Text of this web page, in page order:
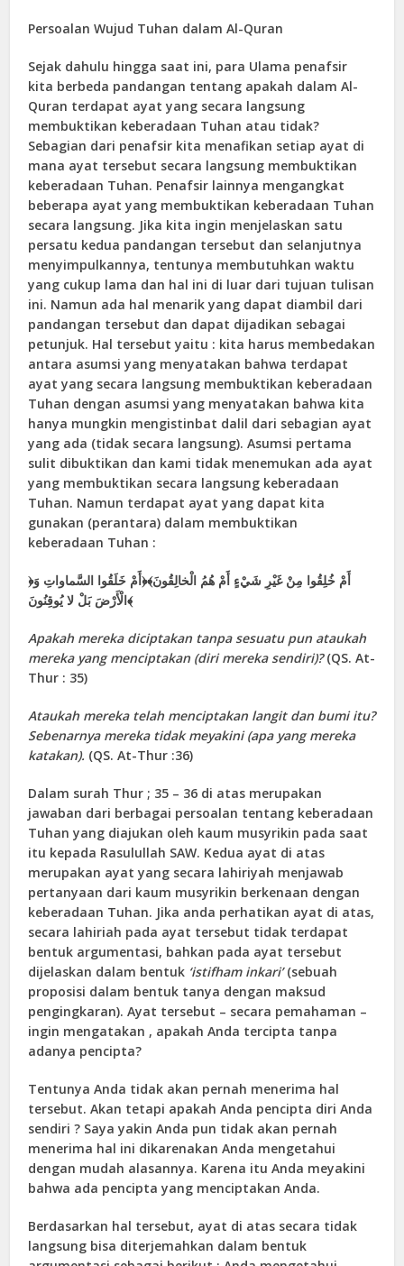
Persoalan Wujud Tuhan dalam Al-Quran
Sejak dahulu hingga saat ini, para Ulama penafsir
kita berbeda pandangan tentang apakah dalam Al-
Quran terdapat ayat yang secara langsung
membuktikan keberadaan Tuhan atau tidak?
Sebagian dari penafsir kita menafikan setiap ayat di
mana ayat tersebut secara langsung membuktikan
keberadaan Tuhan. Penafsir lainnya mengangkat
beberapa ayat yang membuktikan keberadaan Tuhan
secara langsung. Jika kita ingin menjelaskan satu
persatu kedua pandangan tersebut dan selanjutnya
menyimpulkannya, tentunya membutuhkan waktu
yang cukup lama dan hal ini di luar dari tujuan tulisan
ini. Namun ada hal menarik yang dapat diambil dari
pandangan tersebut dan dapat dijadikan sebagai
petunjuk. Hal tersebut yaitu : kita harus membedakan
antara asumsi yang menyatakan bahwa terdapat
ayat yang secara langsung membuktikan keberadaan
Tuhan dengan asumsi yang menyatakan bahwa kita
hanya mungkin mengistinbat dalil dari sebagian ayat
yang ada (tidak secara langsung). Asumsi pertama
sulit dibuktikan dan kami tidak menemukan ada ayat
yang membuktikan secara langsung keberadaan
Tuhan. Namun terdapat ayat yang dapat kita
gunakan (perantara) dalam membuktikan
keberadaan Tuhan :
﴿أَمْ خُلِقُوا مِنْ غَيْرِ شَيْ‏ءٍ أَمْ هُمُ الْخالِقُونَ﴾﴿أَمْ خَلَقُوا السَّماواتِ وَ
الْأَرْضَ بَلْ لا يُوقِنُونَ﴾
Apakah mereka diciptakan tanpa sesuatu pun ataukah
mereka yang menciptakan (diri mereka sendiri)?(QS. At-
Thur : 35)
Ataukah mereka telah menciptakan langit dan bumi itu?
Sebenarnya mereka tidak meyakini (apa yang mereka
katakan). (QS. At-Thur :36)
Dalam surah Thur ; 35 – 36 di atas merupakan
jawaban dari berbagai persoalan tentang keberadaan
Tuhan yang diajukan oleh kaum musyrikin pada saat
itu kepada Rasulullah SAW. Kedua ayat di atas
merupakan ayat yang secara lahiriyah menjawab
pertanyaan dari kaum musyrikin berkenaan dengan
keberadaan Tuhan. Jika anda perhatikan ayat di atas,
secara lahiriah pada ayat tersebut tidak terdapat
bentuk argumentasi, bahkan pada ayat tersebut
dijelaskan dalam bentuk ‘istifham inkari’(sebuah
proposisi dalam bentuk tanya dengan maksud
pengingkaran). Ayat tersebut – secara pemahaman –
ingin mengatakan , apakah Anda tercipta tanpa
adanya pencipta?
Tentunya Anda tidak akan pernah menerima hal
tersebut. Akan tetapi apakah Anda pencipta diri Anda
sendiri ? Saya yakin Anda pun tidak akan pernah
menerima hal ini dikarenakan Anda mengetahui
dengan mudah alasannya. Karena itu Anda meyakini
bahwa ada pencipta yang menciptakan Anda.
Berdasarkan hal tersebut, ayat di atas secara tidak
langsung bisa diterjemahkan dalam bentuk